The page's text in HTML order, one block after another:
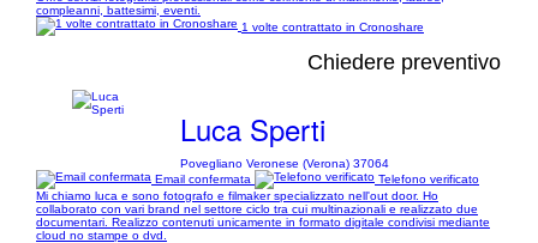
compleanni, battesimi, eventi.
1 volte contrattato in Cronoshare
Chiedere preventivo
Luca Sperti
Povegliano Veronese (Verona) 37064
Email confermata
Telefono verificato
Mi chiamo luca e sono fotografo e filmaker specializzato nell'out door. Ho
collaborato con vari brand nel settore ciclo tra cui multinazionali e realizzato due
documentari. Realizzo contenuti unicamente in formato digitale condivisi mediante
cloud no stampe o dvd.